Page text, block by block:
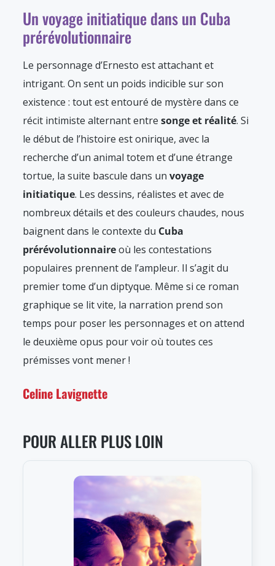
Un voyage initiatique dans un Cuba
prérévolutionnaire
Le personnage d’Ernesto est attachant et
intrigant. On sent un poids indicible sur son
existence : tout est entouré de mystère dans ce
récit intimiste alternant entre songe et réalité. Si
le début de l’histoire est onirique, avec la
recherche d’un animal totem et d’une étrange
tortue, la suite bascule dans un voyage
initiatique. Les dessins, réalistes et avec de
nombreux détails et des couleurs chaudes, nous
baignent dans le contexte du Cuba
prérévolutionnaireoù les contestations
populaires prennent de l’ampleur. Il s’agit du
premier tome d’un diptyque. Même si ce roman
graphique se lit vite, la narration prend son
temps pour poser les personnages et on attend
le deuxième opus pour voir où toutes ces
prémisses vont mener !
Celine Lavignette
POUR ALLER PLUS LOIN